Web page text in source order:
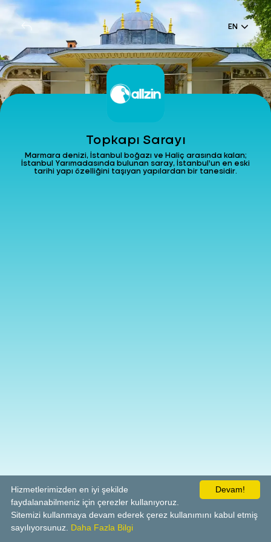
EN
Topkapı Sarayı
Marmara denizi, İstanbul boğazı ve Haliç arasında kalan;
İstanbul Yarımadasında bulunan saray, İstanbul’un en eski
tarihi yapı özelliğini taşıyan yapılardan bir tanesidir.
Devam!
Hizmetlerimizden en iyi şekilde
faydalanabilmeniz için çerezler kullanıyoruz.
Sitemizi kullanmaya devam ederek çerez kullanımını kabul etmiş
sayılıyorsunuz. Daha Fazla Bilgi